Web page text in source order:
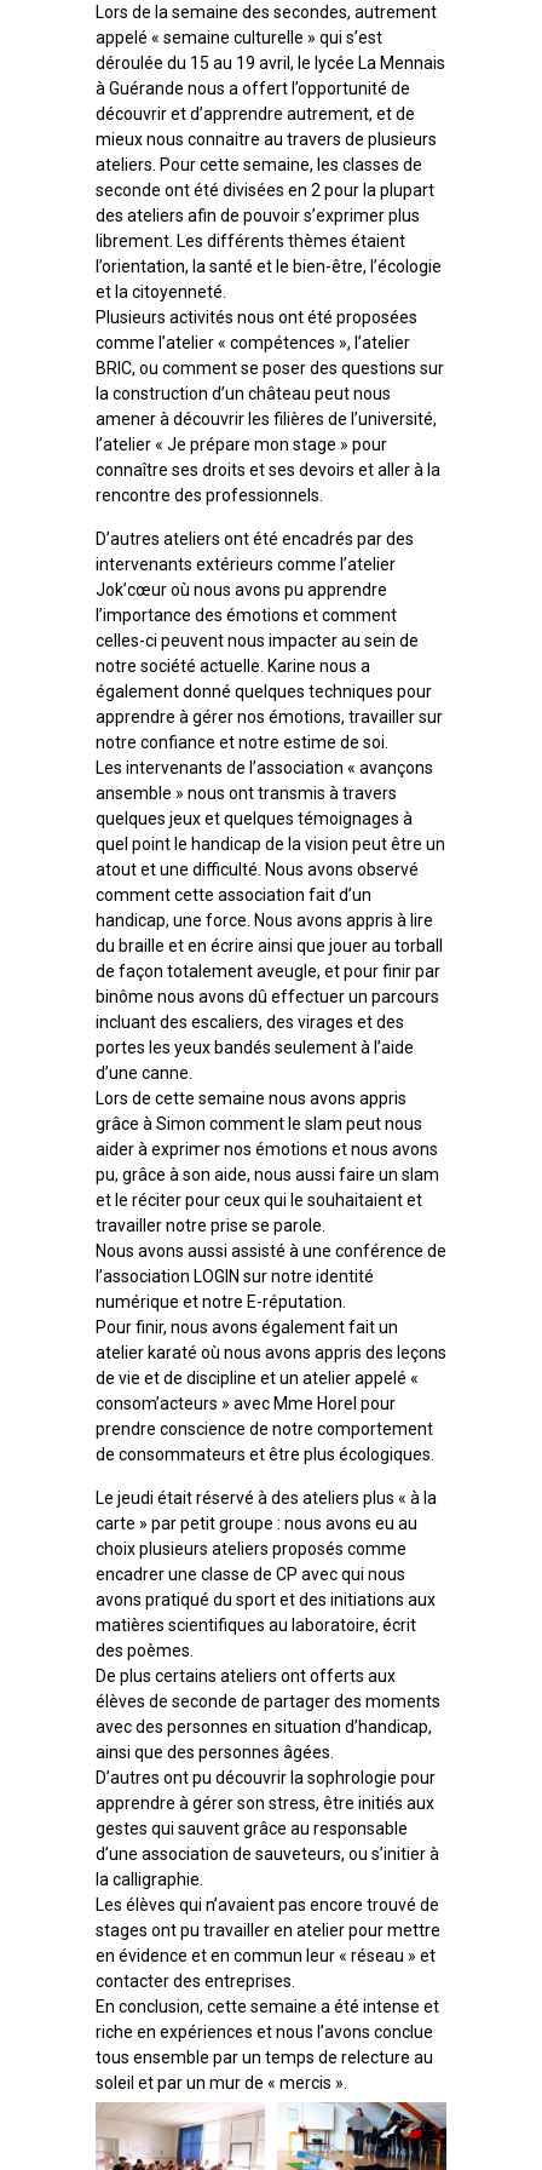
Lors de la semaine des secondes, autrement
appelé « semaine culturelle » qui s’est
déroulée du 15 au 19 avril, le lycée La Mennais
à Guérande nous a offert l’opportunité de
découvrir et d’apprendre autrement, et de
mieux nous connaitre au travers de plusieurs
ateliers. Pour cette semaine, les classes de
seconde ont été divisées en 2 pour la plupart
des ateliers afin de pouvoir s’exprimer plus
librement. Les différents thèmes étaient
l’orientation, la santé et le bien-être, l’écologie
et la citoyenneté.
Plusieurs activités nous ont été proposées
comme l’atelier « compétences », l’atelier
BRIC, ou comment se poser des questions sur
la construction d’un château peut nous
amener à découvrir les filières de l’université,
l’atelier « Je prépare mon stage » pour
connaître ses droits et ses devoirs et aller à la
rencontre des professionnels.
D’autres ateliers ont été encadrés par des
intervenants extérieurs comme l’atelier
Jok’cœur où nous avons pu apprendre
l’importance des émotions et comment
celles-ci peuvent nous impacter au sein de
notre société actuelle. Karine nous a
également donné quelques techniques pour
apprendre à gérer nos émotions, travailler sur
notre confiance et notre estime de soi.
Les intervenants de l’association « avançons
ansemble » nous ont transmis à travers
quelques jeux et quelques témoignages à
quel point le handicap de la vision peut être un
atout et une difficulté. Nous avons observé
comment cette association fait d’un
handicap, une force. Nous avons appris à lire
du braille et en écrire ainsi que jouer au torball
de façon totalement aveugle, et pour finir par
binôme nous avons dû effectuer un parcours
incluant des escaliers, des virages et des
portes les yeux bandés seulement à l’aide
d’une canne.
Lors de cette semaine nous avons appris
grâce à Simon comment le slam peut nous
aider à exprimer nos émotions et nous avons
pu, grâce à son aide, nous aussi faire un slam
et le réciter pour ceux qui le souhaitaient et
travailler notre prise se parole.
Nous avons aussi assisté à une conférence de
l’association LOGIN sur notre identité
numérique et notre E-réputation.
Pour finir, nous avons également fait un
atelier karaté où nous avons appris des leçons
de vie et de discipline et un atelier appelé «
consom’acteurs » avec Mme Horel pour
prendre conscience de notre comportement
de consommateurs et être plus écologiques.
Le jeudi était réservé à des ateliers plus « à la
carte » par petit groupe : nous avons eu au
choix plusieurs ateliers proposés comme
encadrer une classe de CP avec qui nous
avons pratiqué du sport et des initiations aux
matières scientifiques au laboratoire, écrit
des poèmes.
De plus certains ateliers ont offerts aux
élèves de seconde de partager des moments
avec des personnes en situation d’handicap,
ainsi que des personnes âgées.
D’autres ont pu découvrir la sophrologie pour
apprendre à gérer son stress, être initiés aux
gestes qui sauvent grâce au responsable
d’une association de sauveteurs, ou s’initier à
la calligraphie.
Les élèves qui n’avaient pas encore trouvé de
stages ont pu travailler en atelier pour mettre
en évidence et en commun leur « réseau » et
contacter des entreprises.
En conclusion, cette semaine a été intense et
riche en expériences et nous l’avons conclue
tous ensemble par un temps de relecture au
soleil et par un mur de « mercis ».